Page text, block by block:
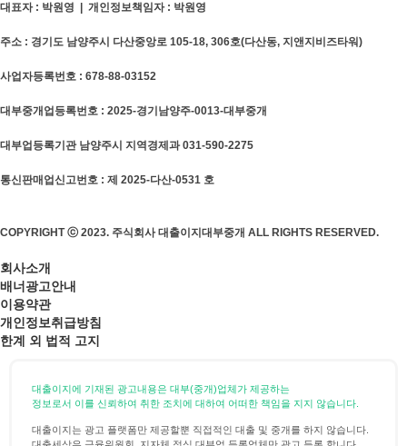
대표자 : 박원영 | 개인정보책임자 : 박원영
주소 : 경기도 남양주시 다산중앙로 105-18, 306호(다산동, 지앤지비즈타워)
사업자등록번호 : 678-88-03152
대부중개업등록번호 : 2025-경기남양주-0013-대부중개
대부업등록기관 남양주시 지역경제과 031-590-2275
통신판매업신고번호 : 제 2025-다산-0531 호
COPYRIGHT ⓒ 2023. 주식회사 대출이지대부중개 ALL RIGHTS RESERVED.
회사소개
배너광고안내
이용약관
개인정보취급방침
한계 외 법적 고지
대출이지에 기재된 광고내용은 대부(중개)업체가 제공하는
정보로서 이를 신뢰하여 취한 조치에 대하여 어떠한 책임을 지지 않습니다.
대출이지는 광고 플랫폼만 제공할뿐 직접적인 대출 및 중개를 하지 않습니다.